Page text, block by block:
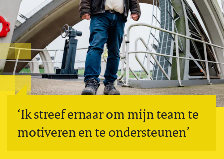
‘Ik streef ernaar om mijn team te
motiveren en te ondersteunen’